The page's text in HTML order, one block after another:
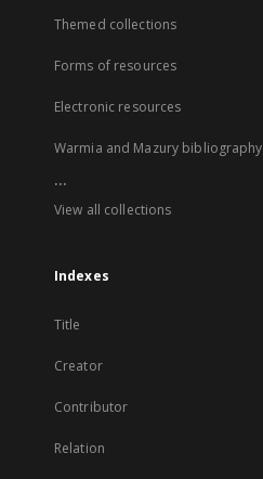
Themed collections
Forms of resources
Electronic resources
Warmia and Mazury bibliography
...
View all collections
Indexes
Title
Creator
Contributor
Relation